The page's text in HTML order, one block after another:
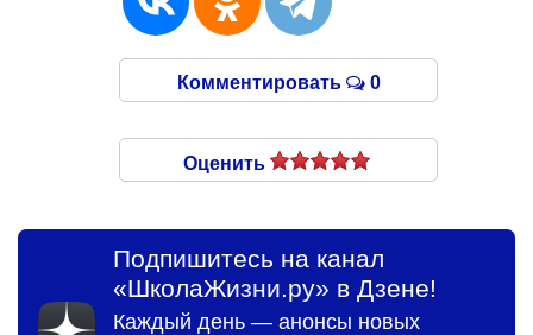
Комментировать 0
Оценить
Подпишитесь на канал
«ШколаЖизни.ру» в Дзене!
Каждый день — анонсы новых